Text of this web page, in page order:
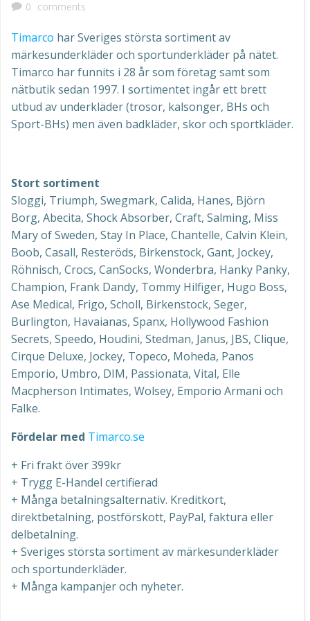
0 comments
Timarco har Sveriges största sortiment av
märkesunderkläder och sportunderkläder på nätet.
Timarco har funnits i 28 år som företag samt som
nätbutik sedan 1997. I sortimentet ingår ett brett
utbud av underkläder (trosor, kalsonger, BHs och
Sport-BHs) men även badkläder, skor och sportkläder.
Stort sortiment
Sloggi, Triumph, Swegmark, Calida, Hanes, Björn
Borg, Abecita, Shock Absorber, Craft, Salming, Miss
Mary of Sweden, Stay In Place, Chantelle, Calvin Klein,
Boob, Casall, Resteröds, Birkenstock, Gant, Jockey,
Röhnisch, Crocs, CanSocks, Wonderbra, Hanky Panky,
Champion, Frank Dandy, Tommy Hilfiger, Hugo Boss,
Ase Medical, Frigo, Scholl, Birkenstock, Seger,
Burlington, Havaianas, Spanx, Hollywood Fashion
Secrets, Speedo, Houdini, Stedman, Janus, JBS, Clique,
Cirque Deluxe, Jockey, Topeco, Moheda, Panos
Emporio, Umbro, DIM, Passionata, Vital, Elle
Macpherson Intimates, Wolsey, Emporio Armani och
Falke.
Fördelar med Timarco.se
+ Fri frakt över 399kr
+ Trygg E-Handel certifierad
+ Många betalningsalternativ. Kreditkort,
direktbetalning, postförskott, PayPal, faktura eller
delbetalning.
+ Sveriges största sortiment av märkesunderkläder
och sportunderkläder.
+ Många kampanjer och nyheter.